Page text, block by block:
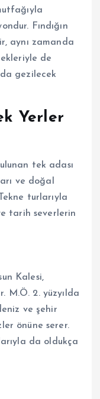
Fındığın
aynı zamanda
de
gezilecek
Yerler
tek adası
ve doğal
turlarıyla
tarih severlerin
Kalesi,
M.Ö. 2. yüzyılda
ve şehir
önüne serer.
da oldukça